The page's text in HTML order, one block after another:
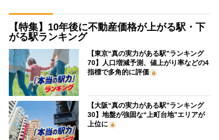
【特集】10年後に不動産価格が上がる駅・下
がる駅ランキング
【東京“真の実力がある駅”ランキング
70】人口増減予測、値上がり率などの4
指標で多角的に評価
【大阪“真の実力がある駅”ランキング
30】地盤が強固な“上町台地”エリアが
上位に